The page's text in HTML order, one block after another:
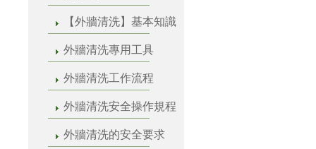
【外牆清洗】基本知識
外牆清洗專用工具
外牆清洗工作流程
外牆清洗安全操作規程
外牆清洗的安全要求